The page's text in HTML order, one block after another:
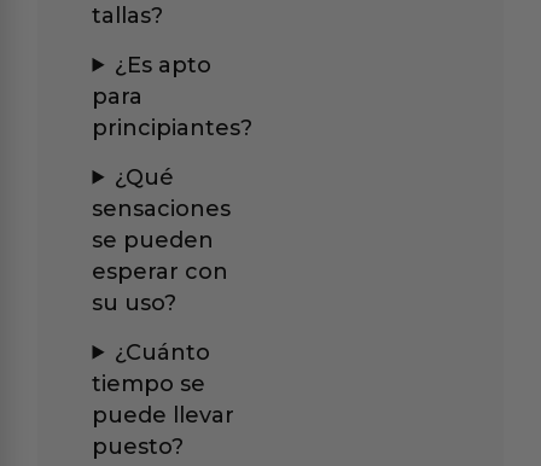
tallas?
¿Es apto
para
principiantes?
¿Qué
sensaciones
se pueden
esperar con
su uso?
¿Cuánto
tiempo se
puede llevar
puesto?